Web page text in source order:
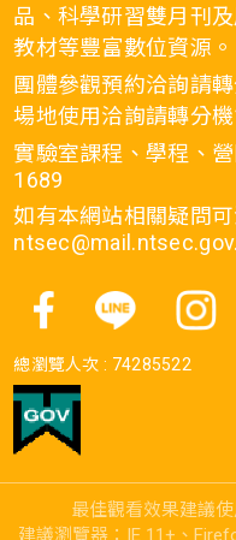
品、科學研習雙月刊
教材等豐富數位資源。
團體參觀預約洽詢請
場地使用洽詢請轉分
實驗室課程、學程、
1689
如有本網站相關疑問可
總瀏覽人次 : 74285522
最佳觀看效果建議
建議瀏覽器：IE 11+、